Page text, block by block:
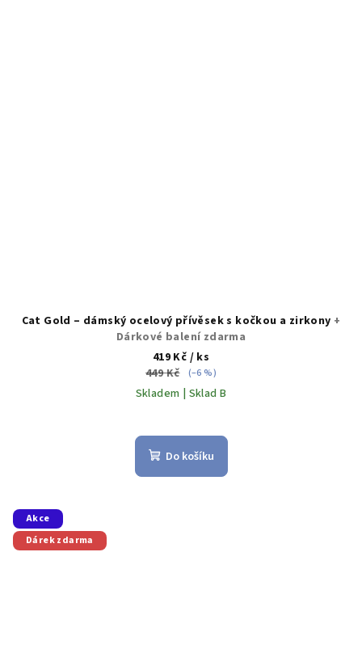
Cat Gold – dámský ocelový přívěsek s kočkou a zirkony +
Dárkové balení zdarma
419 Kč / ks
449 Kč
(–6 %)
Skladem | Sklad B
Do košíku
Akce
Dárek zdarma